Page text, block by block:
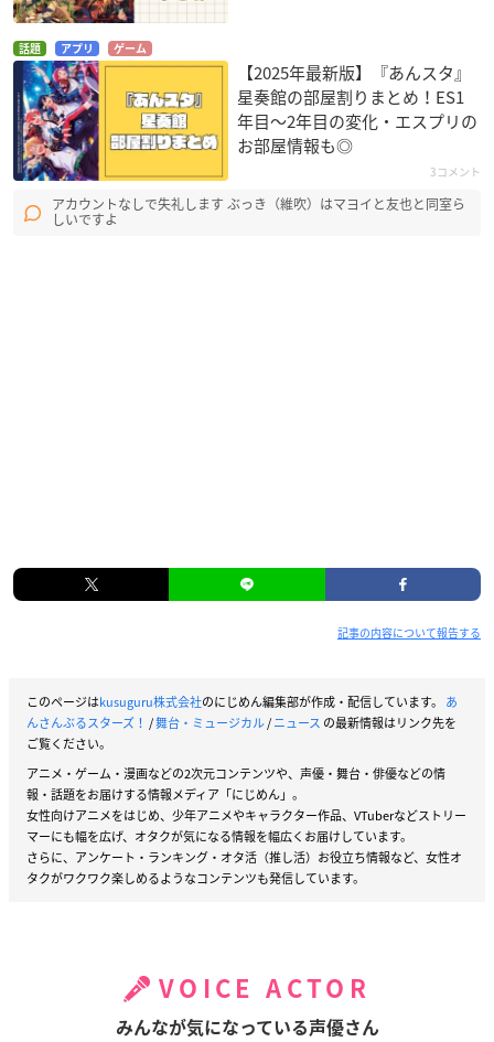
話題 アプリ ゲーム
【2025年最新版】『あんスタ』
星奏館の部屋割りまとめ！ES1
年目〜2年目の変化・エスプリの
お部屋情報も◎
3コメント
アカウントなしで失礼します ぶっき（維吹）はマヨイと友也と同室ら
しいですよ
記事の内容について報告する
このページはkusuguru株式会社のにじめん編集部が作成・配信しています。 あ
んさんぶるスターズ！ /舞台・ミュージカル/ニュース の最新情報はリンク先を
ご覧ください。
アニメ・ゲーム・漫画などの2次元コンテンツや、声優・舞台・俳優などの情
報・話題をお届けする情報メディア「にじめん」。
女性向けアニメをはじめ、少年アニメやキャラクター作品、VTuberなどストリー
マーにも幅を広げ、オタクが気になる情報を幅広くお届けしています。
さらに、アンケート・ランキング・オタ活（推し活）お役立ち情報など、女性オ
タクがワクワク楽しめるようなコンテンツも発信しています。
VOICE ACTOR
みんなが気になっている声優さん